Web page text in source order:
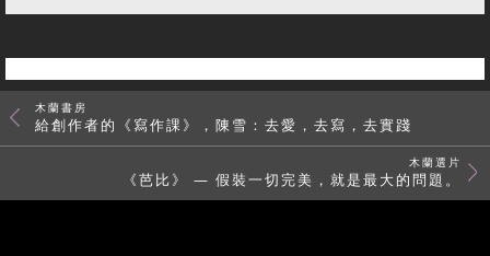
木蘭書房
給創作者的《寫作課》，陳雪：去愛，去寫，去實踐
木蘭選片
《芭比》 — 假裝一切完美，就是最大的問題。